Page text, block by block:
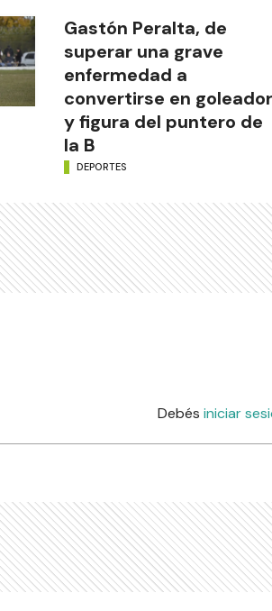
Gastón Peralta, de
superar una grave
enfermedad a
convertirse en goleador
y figura del puntero de
la B
DEPORTES
Debés iniciar